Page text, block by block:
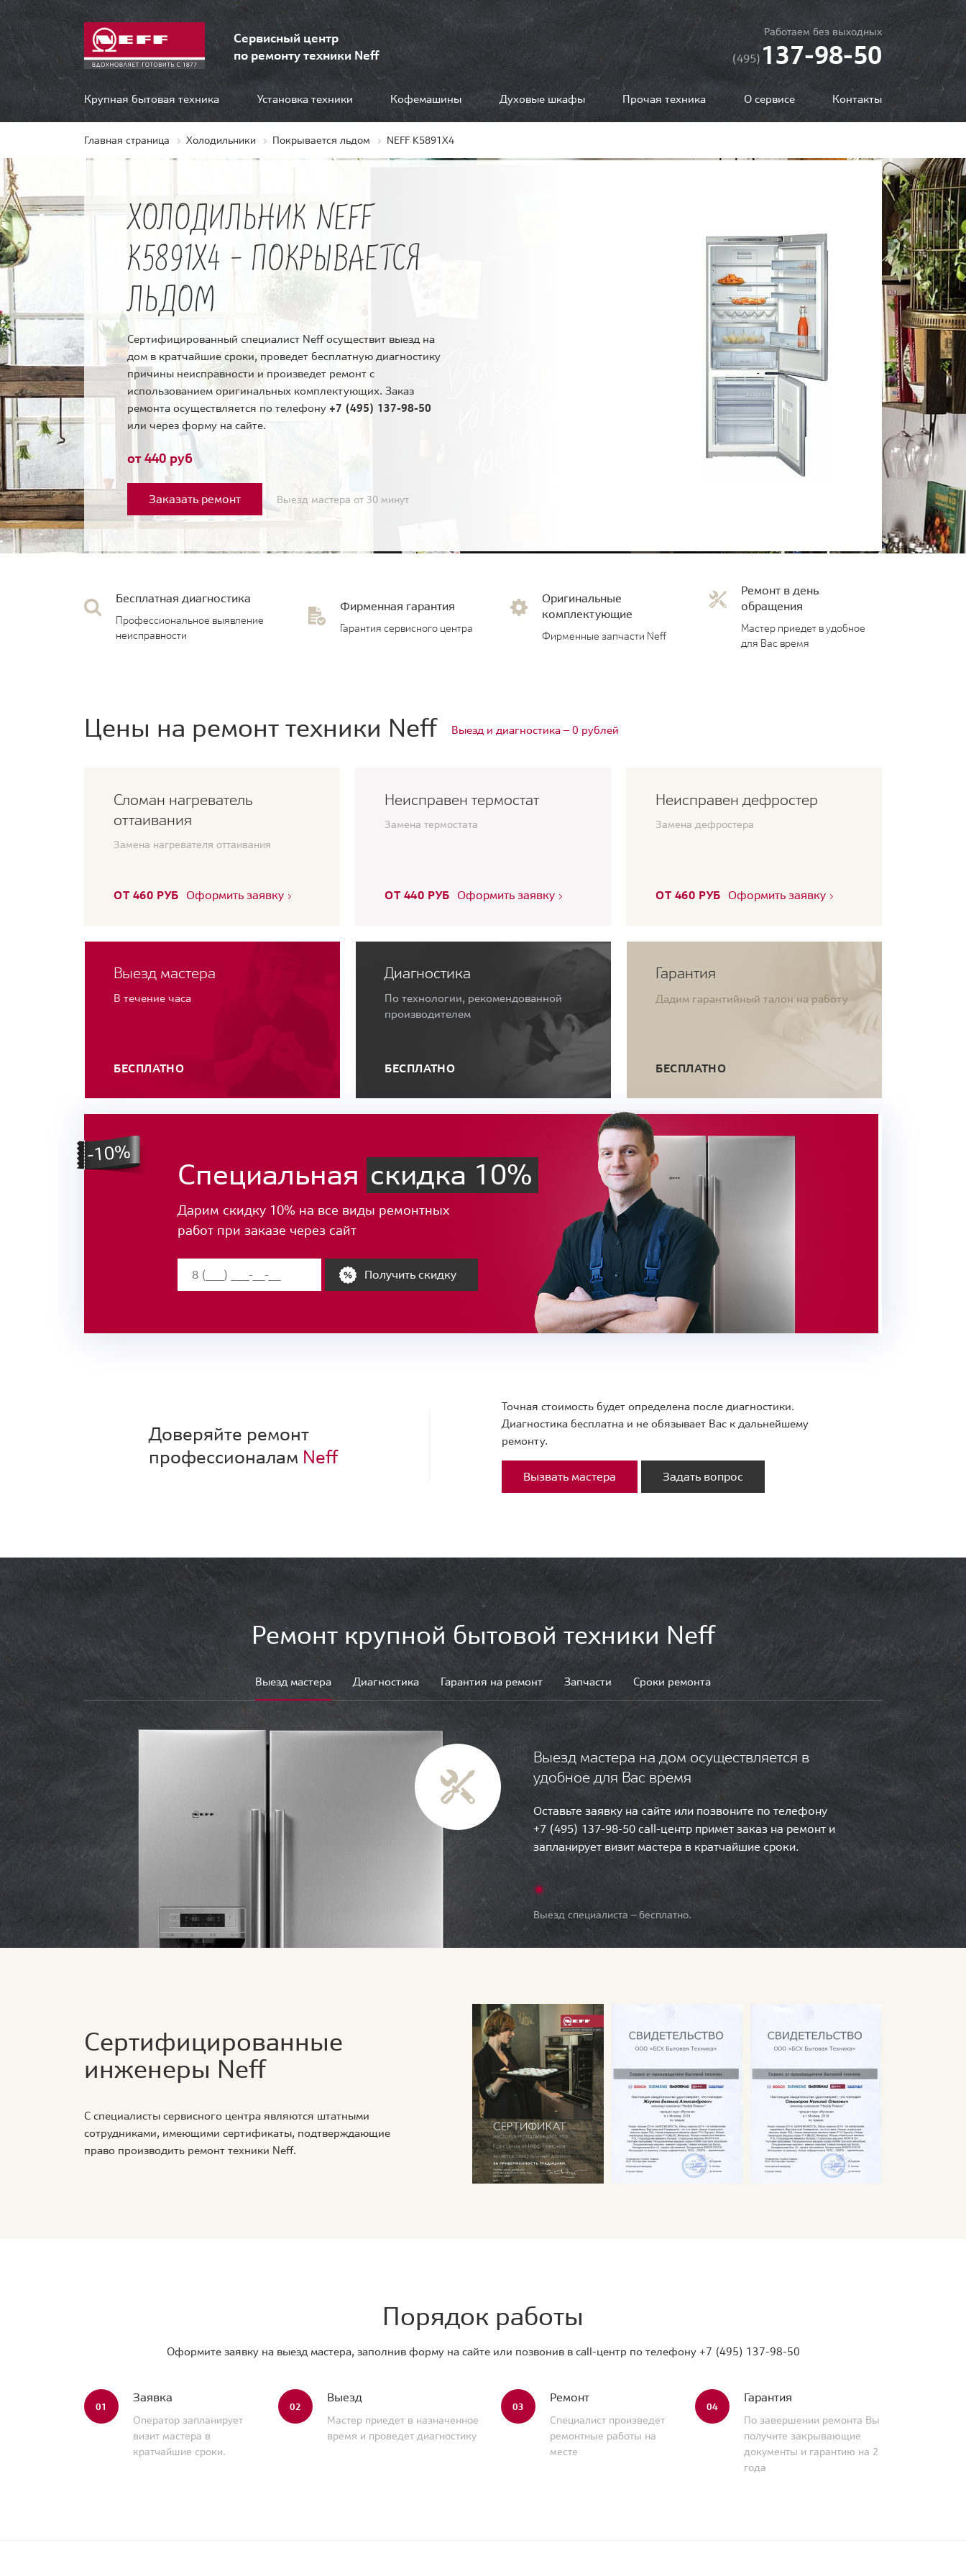
Сервисный центр
по ремонту техники Neff
Работаем без выходных
(495)137-98-50
Крупная бытовая техника Установка техники Кофемашины Духовые шкафы Прочая техника О сервисе Контакты
Главная страница Холодильники Покрывается льдом NEFF K5891X4
ХОЛОДИЛЬНИК NEFF
K5891X4 - ПОКРЫВАЕТСЯ
ЛЬДОМ
Сертифицированный специалист Neff осуществит выезд на
дом в кратчайшие сроки, проведет бесплатную диагностику
причины неисправности и произведет ремонт с
использованием оригинальных комплектующих. Заказ
ремонта осуществляется по телефону +7 (495) 137-98-50
или через форму на сайте.
от 440 руб
Заказать ремонт Выезд мастера от 30 минут
Бесплатная диагностика
Профессиональное выявление
неисправности
Фирменная гарантия
Гарантия сервисного центра
Оригинальные
комплектующие
Фирменные запчасти Neff
Ремонт в день
обращения
Мастер приедет в удобное
для Вас время
Цены на ремонт техники Neff Выезд и диагностика — 0 рублей
Сломан нагреватель
оттаивания
Замена нагревателя оттаивания
ОТ 460 РУБ Оформить заявку
Неисправен термостат
Замена термостата
ОТ 440 РУБ Оформить заявку
Неисправен дефростер
Замена дефростера
ОТ 460 РУБ Оформить заявку
Выезд мастера
В течение часа
БЕСПЛАТНО
Диагностика
По технологии, рекомендованной
производителем
БЕСПЛАТНО
Гарантия
Дадим гарантийный талон на работу
БЕСПЛАТНО
Специальная скидка 10%
Дарим скидку 10% на все виды ремонтных
работ при заказе через сайт
Получить скидку
Доверяйте ремонт
профессионалам Neff
Точная стоимость будет определена после диагностики.
Диагностика бесплатна и не обязывает Вас к дальнейшему
ремонту.
Вызвать мастера Задать вопрос
Ремонт крупной бытовой техники Neff
Выезд мастера Диагностика Гарантия на ремонт Запчасти Сроки ремонта
Выезд мастера на дом осуществляется в
удобное для Вас время
Оставьте заявку на сайте или позвоните по телефону
+7 (495) 137-98-50 call-центр примет заказ на ремонт и
запланирует визит мастера в кратчайшие сроки.
Выезд специалиста — бесплатно.
Сертифицированные
инженеры Neff
С специалисты сервисного центра являются штатными
сотрудниками, имеющими сертификаты, подтверждающие
право производить ремонт техники Neff.
Порядок работы
Оформите заявку на выезд мастера, заполнив форму на сайте или позвонив в call-центр по телефону +7 (495) 137-98-50
01
Заявка
Оператор запланирует
визит мастера в
кратчайшие сроки.
02
Выезд
Мастер приедет в назначенное
время и проведет диагностику
03
Ремонт
Специалист произведет
ремонтные работы на
месте
04
Гарантия
По завершении ремонта Вы
получите закрывающие
документы и гарантию на 2
года